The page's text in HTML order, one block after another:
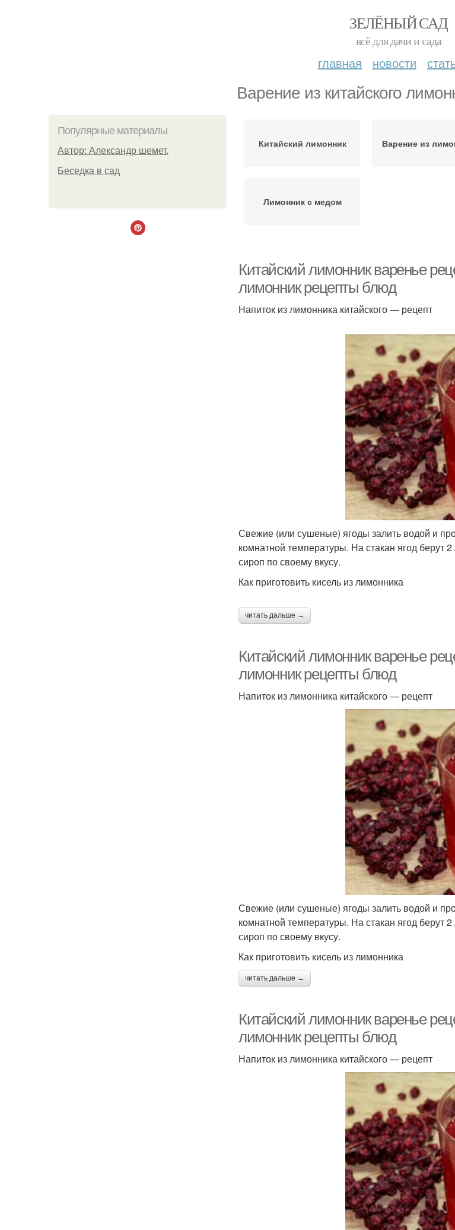
ЗЕЛЁНЫЙ САД
всё для дачи и сада
главная новости
Варение из китайского
Популярные материалы
Автор: Александр шемет.
Беседка в сад
Китайский лимонник Варение из
Лимонник с медом
Китайский лимонник варенье
лимонник рецепты блюд
Напиток из лимонника китайского — рецепт
Свежие (или сушеные) ягоды залить водой и
комнатной температуры. На стакан ягод берут
сироп по своему вкусу.
Как приготовить кисель из лимонника
читать дальше →
Китайский лимонник варенье
лимонник рецепты блюд
Напиток из лимонника китайского — рецепт
Свежие (или сушеные) ягоды залить водой и
комнатной температуры. На стакан ягод берут
сироп по своему вкусу.
Как приготовить кисель из лимонника
читать дальше →
Китайский лимонник варенье
лимонник рецепты блюд
Напиток из лимонника китайского — рецепт